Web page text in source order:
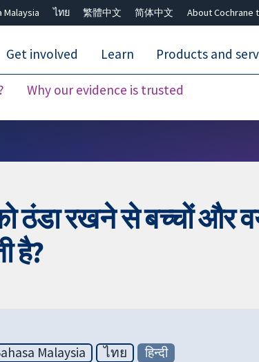
Malaysia ไทย 繁體中文 简体中文 About Cochrane
Why our evidence is trusted
Get involved Learn Products and
ठंडा रखने से बच्चों और
है?
Malaysia ไทย हिन्दी